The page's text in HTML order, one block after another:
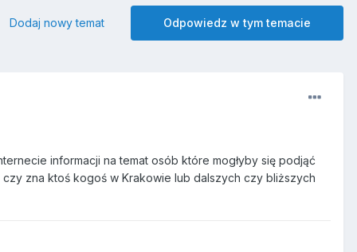
Odpowiedz w tym temacie
Dodaj nowy temat
informacji na temat osób które mogłyby się podjąć
zna ktoś kogoś w Krakowie lub dalszych czy bliższych